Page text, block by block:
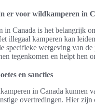
er voor wildkamperen
Canada is het belangrijk
illegaal kamperen kan
specifieke wetgeving van
tegenkomen en helpt hen
en sancties
in Canada kunnen
overtredingen. Hier